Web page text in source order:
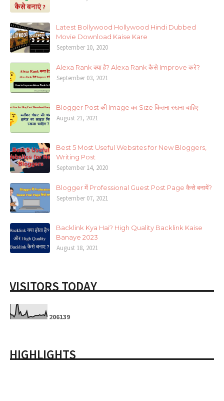
Latest Bollywood Hollywood Hindi Dubbed
Movie Download Kaise Kare
September 10, 2020
Alexa Rank क्या है? Alexa Rank कैसे Improve करे?
September 03, 2021
Blogger Post की Image का Size कितना रखना चाहिए
August 21, 2021
Best 5 Most Useful Websites for New Bloggers,
Writing Post
September 14, 2020
Blogger में Professional Guest Post Page कैसे बनायें?
September 07, 2021
Backlink Kya Hai? High Quality Backlink Kaise
Banaye 2023
August 18, 2021
VISITORS TODAY
206139
HIGHLIGHTS